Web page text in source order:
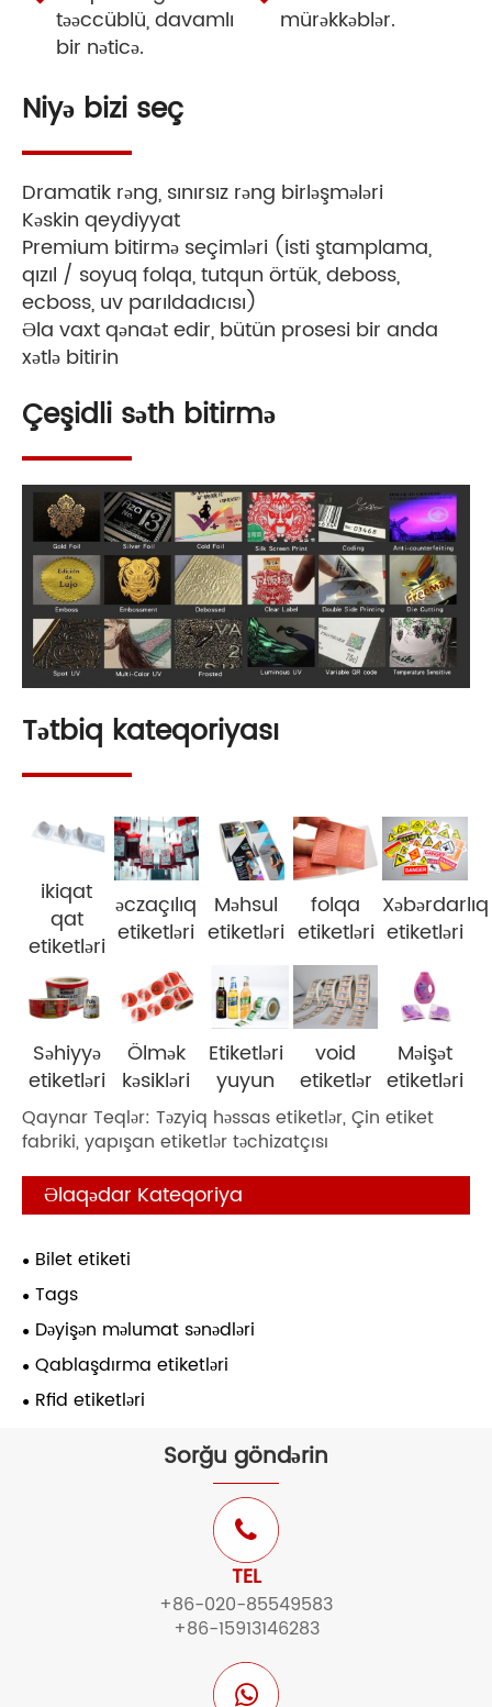
təəccüblü, davamlı
bir nəticə.
mürəkkəblər.
Niyə bizi seç
Dramatik rəng, sınırsız rəng birləşmələri
Kəskin qeydiyyat
Premium bitirmə seçimləri (isti ştamplama,
qızıl / soyuq folqa, tutqun örtük, deboss,
ecboss, uv parıldadıcısı)
Əla vaxt qənaət edir, bütün prosesi bir anda
xətlə bitirin
Çeşidli səth bitirmə
Tətbiq kateqoriyası
ikiqat
qat
etiketləri
əczaçılıq
etiketləri
Məhsul
etiketləri
folqa
etiketləri
Xəbərdarlıq
etiketləri
Səhiyyə
etiketləri
Ölmək
kəsikləri
Etiketləri
yuyun
void
etiketlər
Məişət
etiketləri
Qaynar Teqlər: Təzyiq həssas etiketlər, Çin etiket
fabriki, yapışan etiketlər təchizatçısı
Əlaqədar Kateqoriya
Bilet etiketi
Tags
Dəyişən məlumat sənədləri
Qablaşdırma etiketləri
Rfid etiketləri
Sorğu göndərin
TEL
+86-020-85549583
+86-15913146283